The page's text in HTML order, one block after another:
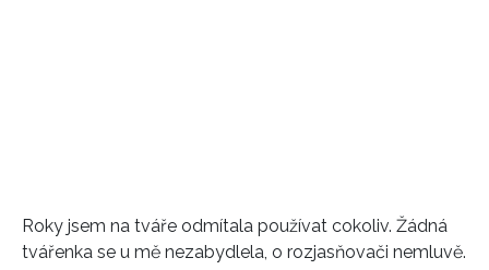
Roky jsem na tváře odmítala používat cokoliv. Žádná
tvářenka se u mě nezabydlela, o rozjasňovači nemluvě.